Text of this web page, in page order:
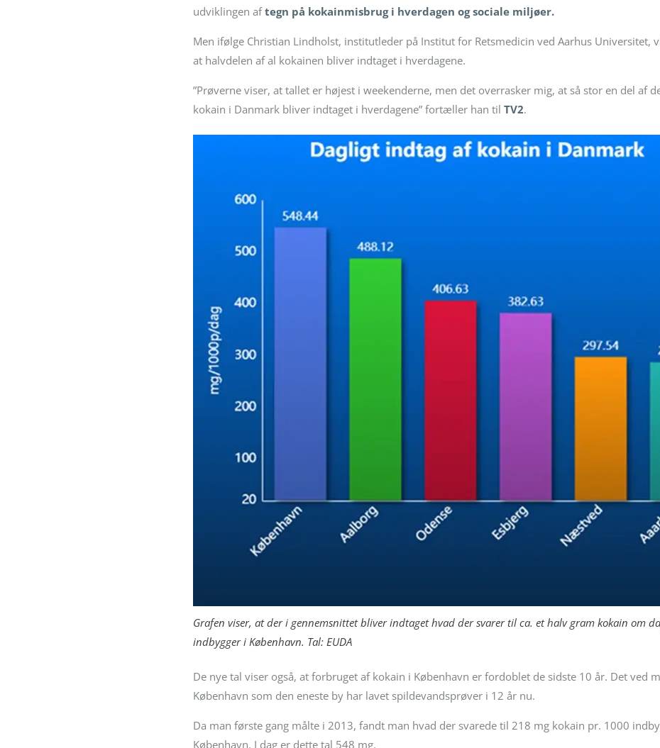
udviklingen aftegn på kokainmisbrug i hverdagen og sociale miljøer.
Men ifølge Christian Lindholst, institutleder på Institut for Retsmedicin ved Aarhus Universitet,
at halvdelen af al kokainen bliver indtaget i hverdagene.
”Prøverne viser, at tallet er højest i weekenderne, men det overrasker mig, at så stor en del af
kokain i Danmark bliver indtaget i hverdagene” fortæller han til TV2.
Grafen viser, at der i gennemsnittet bliver indtaget hvad der svarer til ca. et halv gram kokain om
indbygger i København. Tal: EUDA
De nye tal viser også, at forbruget af kokain i København er fordoblet de sidste 10 år. Det ved
København som den eneste by har lavet spildevandsprøver i 12 år nu.
Da man første gang målte i 2013, fandt man hvad der svarede til 218 mg kokain pr. 1000
København. I dag er dette tal 548 mg.